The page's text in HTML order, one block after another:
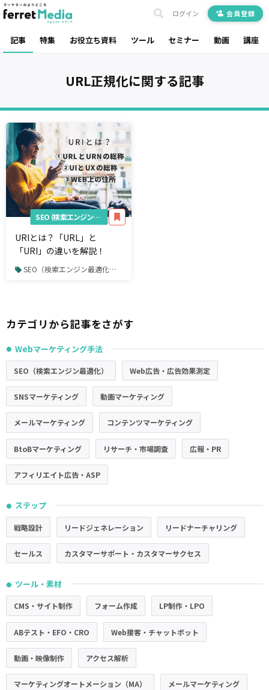
記事 特集 お役立ち資料 ツール セミナー 動画 講座
ログイン 会員登録
URL正規化に関する記事
SEO（検索エンジン最適化）
URIとは？「URL」と
「URI」の違いを解説！
SEO（検索エンジン最適化） / 内部対策 / URL正規化
カテゴリから記事をさがす
● Webマーケティング手法
SEO（検索エンジン最適化） Web広告・広告効果測定
SNSマーケティング 動画マーケティング
メールマーケティング コンテンツマーケティング
BtoBマーケティング リサーチ・市場調査 広報・PR
アフィリエイト広告・ASP
● ステップ
戦略設計 リードジェネレーション リードナーチャリング
セールス カスタマーサポート・カスタマーサクセス
● ツール・素材
CMS・サイト制作 フォーム作成 LP制作・LPO
ABテスト・EFO・CRO Web接客・チャットボット
動画・映像制作 アクセス解析
マーケティングオートメーション（MA） メールマーケティング